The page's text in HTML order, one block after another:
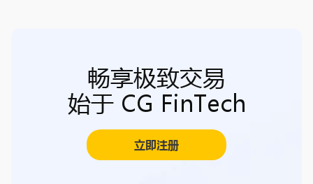
畅享极致交易
始于 CG FinTech
立即注册